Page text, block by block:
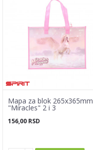
Mapa za blok 265x365mm
"Miracles" 2 i 3
156,00 RSD